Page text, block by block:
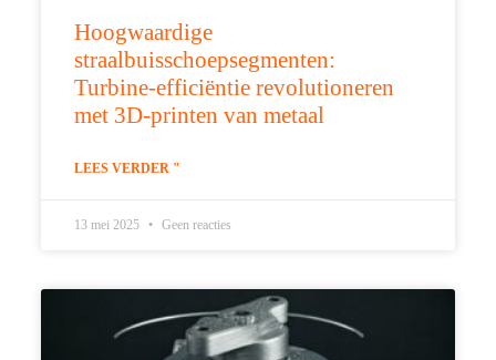
Hoogwaardige
straalbuisschoepsegmenten:
Turbine-efficiëntie revolutioneren
met 3D-printen van metaal
LEES VERDER "
13 mei 2025 Geen reacties